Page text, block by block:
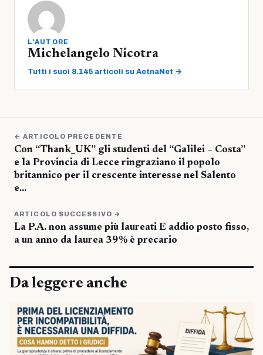
L'AUTORE
Michelangelo Nicotra
Tutti i suoi 8.145 articoli su AetnaNet →
← ARTICOLO PRECEDENTE
Con “Thank_UK” gli studenti del “Galilei – Costa”
e la Provincia di Lecce ringraziano il popolo
britannico per il crescente interesse nel Salento
e…
ARTICOLO SUCCESSIVO →
La P.A. non assume più laureati E addio posto fisso,
a un anno da laurea 39% è precario
Da leggere anche